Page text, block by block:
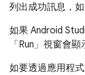
列出成功訊息，如
如果 Android
「Run」 視窗會顯
如要透過應用程